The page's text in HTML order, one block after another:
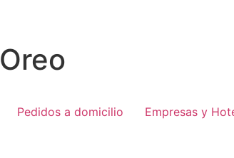
Oreo
Pedidos a domicilio Empresas y